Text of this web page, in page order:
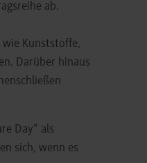
ab.
Kunststoffe,
Darüber hinaus
Day“ als
sich, wenn es